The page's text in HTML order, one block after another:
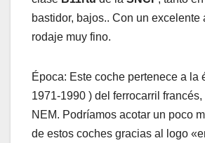
bastidor, bajos.. Con un excelente
rodaje muy fino.
Época: Este coche pertenece a la
1971-1990 ) del ferrocarril
NEM. Podríamos acotar un poco
de estos coches gracias al logo